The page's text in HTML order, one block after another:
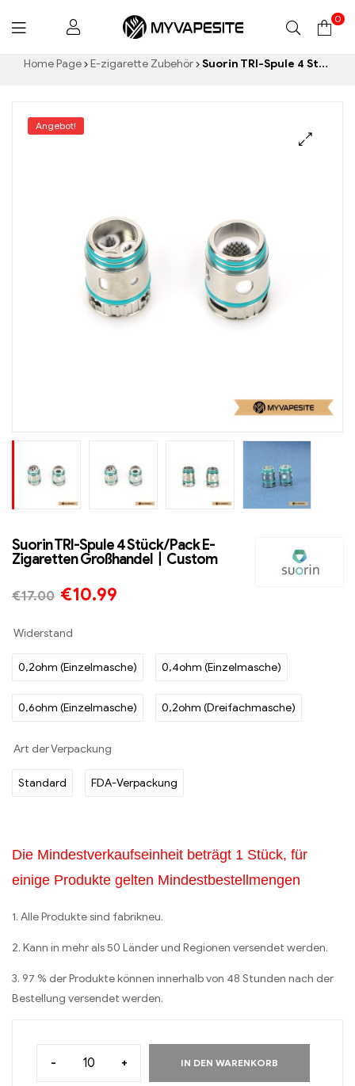
Myvapesite.de
0
Home Page E-zigarette Zubehör Suorin TRI-Spule 4 Stück/Pack E-Zigaretten Großhandel丨Custom
Angebot!
Suorin TRI-Spule 4 Stück/Pack E-
Zigaretten Großhandel丨Custom
€17.00 €10.99
Widerstand
0,2ohm (Einzelmasche) 0,4ohm (Einzelmasche)
0,6ohm (Einzelmasche) 0,2ohm (Dreifachmasche)
Art der Verpackung
Standard FDA-Verpackung
Die Mindestverkaufseinheit beträgt 1 Stück, für
einige Produkte gelten Mindestbestellmengen
1. Alle Produkte sind fabrikneu.
2. Kann in mehr als 50 Länder und Regionen versendet werden.
3. 97 % der Produkte können innerhalb von 48 Stunden nach der
Bestellung versendet werden.
- + IN DEN WARENKORB